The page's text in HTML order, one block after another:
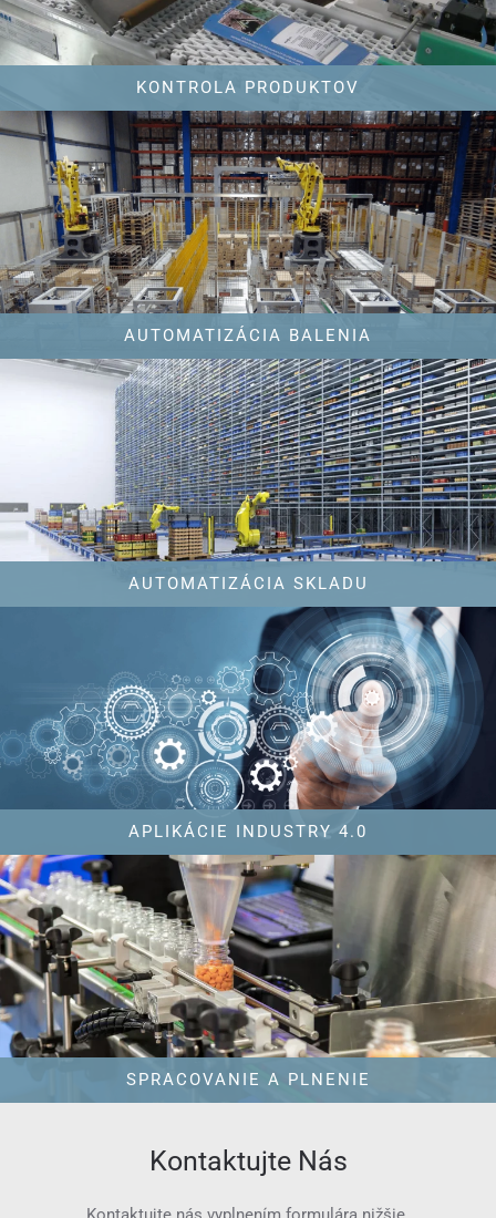
KONTROLA PRODUKTOV
AUTOMATIZÁCIA BALENIA
AUTOMATIZÁCIA SKLADU
APLIKÁCIE INDUSTRY 4.0
SPRACOVANIE A PLNENIE
Kontaktujte Nás